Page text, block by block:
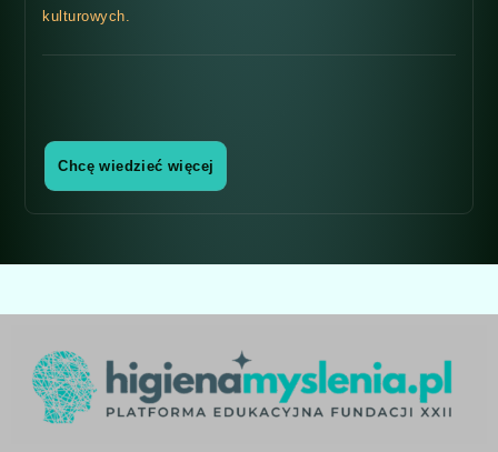
kulturowych.
Chcę wiedzieć więcej